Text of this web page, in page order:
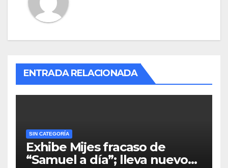
ENTRADA RELACIONADA
SIN CATEGORÍA
Exhibe Mijes fracaso de
“Samuel a día”; lleva nuevo